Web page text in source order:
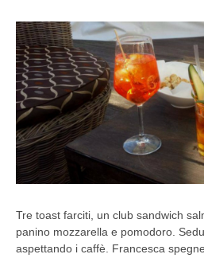
Tre toast farciti, un club sandwich
panino mozzarella e pomodoro.
aspettando i caffè. Francesca